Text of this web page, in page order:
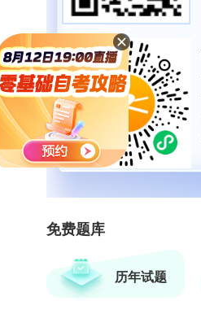
免费题库
历年试题